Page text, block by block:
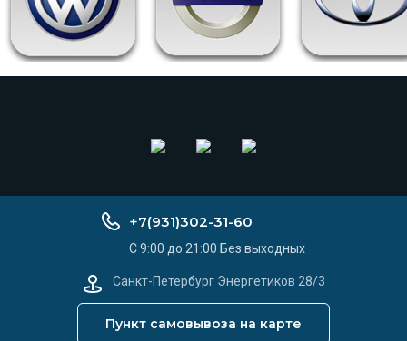
+7(931)302-31-60
C 9:00 до 21:00 Без выходных
Санкт-Петербург Энергетиков 28/3
Пункт самовывоза на карте